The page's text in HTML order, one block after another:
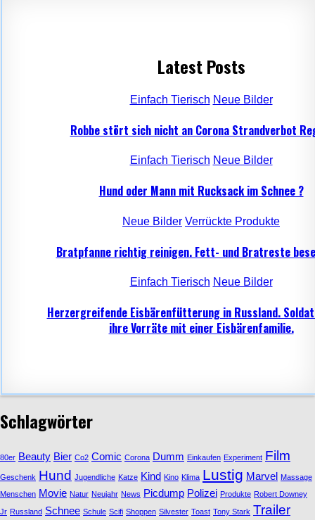
Latest Posts
Einfach Tierisch Neue Bilder
Robbe stört sich nicht an Corona Strandverbot
Einfach Tierisch Neue Bilder
Hund oder Mann mit Rucksack im Schnee ?
Neue Bilder Verrückte Produkte
Bratpfanne richtig reinigen. Fett- und Bratreste
Einfach Tierisch Neue Bilder
Herzergreifende Eisbärenfütterung in Russland.
ihre Vorräte mit einer Eisbärenfamilie.
Schlagwörter
80er Beauty Bier Co2 Comic Corona Dumm Einkaufen Experiment Film
Geschenk Hund Jugendliche Katze Kind Kino Klima Lustig Marvel Massage
Menschen Movie Natur Neujahr News Picdump Polizei Produkte Robert Downey
Jr Russland Schnee Schule Scifi Shoppen Silvester Toast Tony Stark Trailer